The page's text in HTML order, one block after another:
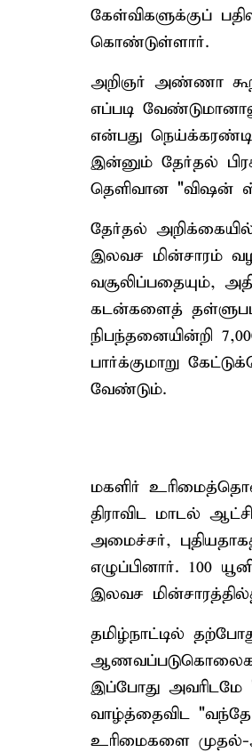
கேள்விகளுக்குப்
கொண்டுள்ளார்.
அறிஞர் அண்ணா
எப்படி
என்பது
இன்னும் தேர்தல்
தெளிவான "விஷன்
தேர்தல்
இலவச மின்சாரம்
வசூலிப்பதையும்,
கடன்களைத்
நிபந்தனையின்றி
பார்க்குமாறு
வேண்டும்.
மகளிர்
திராவிட மாடல்
அமைச்சர்,
எழுப்பினார். 100
இலவச
தமிழ்நாட்டில்
ஆணவப்படுகொலைகள்
இப்போது அவரிடமே
வாழ்த்தைவிட "வந்தே
உரிமைகளை முதல்-